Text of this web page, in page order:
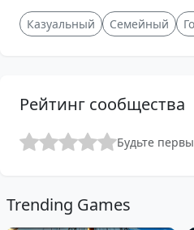
Казуальный Семейный
Рейтинг сообщества
Будьте
Trending Games